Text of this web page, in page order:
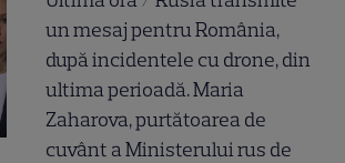
un mesaj pentru România,
după incidentele cu drone, din
ultima perioadă. Maria
Zaharova, purtătoarea de
cuvânt a Ministerului rus de